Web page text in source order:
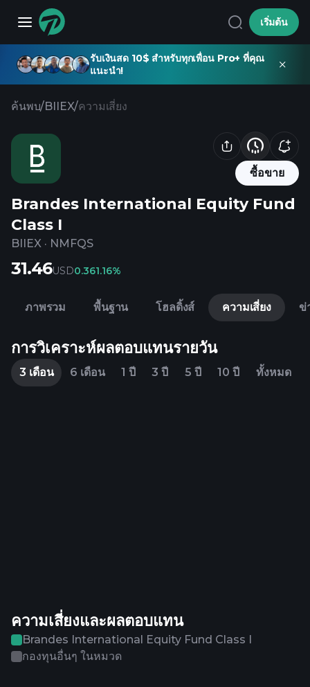
เริ่มต้น
รับเงินสด 10$ สำหรับทุกเพื่อน Pro+ ที่คุณ
แนะนำ!
ค้นพบ/BIIEX/ความเสี่ยง
ซื้อขาย
Brandes International Equity Fund
Class I
BIIEX · NMFQS
31.46USD0.361.16%
ภาพรวม พื้นฐาน โฮลดิ้งส์ ความเสี่ยง ข่
การวิเคราะห์ผลตอบแทนรายวัน
3 เดือน 6 เดือน 1 ปี 3 ปี 5 ปี 10 ปี ทั้งหมด
ความเสี่ยงและผลตอบแทน
Brandes International Equity Fund Class I
กองทุนอื่นๆ ในหมวด